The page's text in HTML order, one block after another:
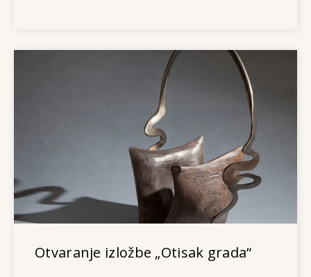
Otvaranje izložbe „Otisak grada“